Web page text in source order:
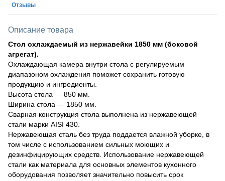
Отзывы
Описание товара
Стол охлаждаемый из нержавейки 1850 мм (боковой
агрегат).
Охлаждающая камера внутри стола с регулируемым
диапазоном охлаждения поможет сохранить готовую
продукцию и ингредиенты.
Высота стола — 850 мм.
Ширина стола — 1850 мм.
Сварная конструкция стола выполнена из нержавеющей
стали марки AISI 430.
Нержавеющая сталь без труда поддается влажной уборке, в
том числе с использованием сильных моющих и
дезинфицирующих средств. Использование нержавеющей
стали как материала для основных элементов кухонного
оборудования позволяет значительно повысить срок